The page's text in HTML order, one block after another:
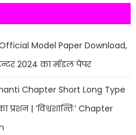
Model Paper Download,
इन्टर 2024 का मॉडल पेपर
Chapter Short Long Type
| ‘विश्वशान्तिः’ Chapter